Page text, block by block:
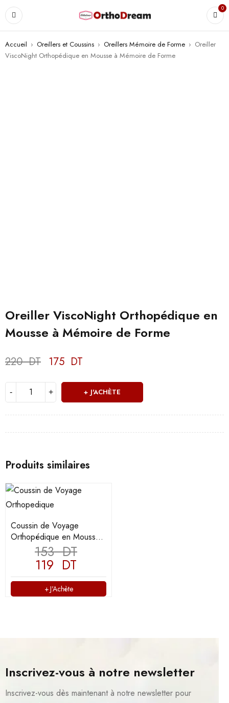
0
Accueil › Oreillers et Coussins › Oreillers Mémoire de Forme › Oreiller
ViscoNight Orthopédique en Mousse à Mémoire de Forme
Oreiller ViscoNight Orthopédique en
Mousse à Mémoire de Forme
220DT 175 DT
J'ACHÈTE
Produits similaires
Coussin de Voyage
Orthopédique en Mousse
à Mémoire de Forme
153DT
119 DT
J'Achète
Inscrivez-vous à notre newsletter
Inscrivez-vous dès maintenant à notre newsletter pour